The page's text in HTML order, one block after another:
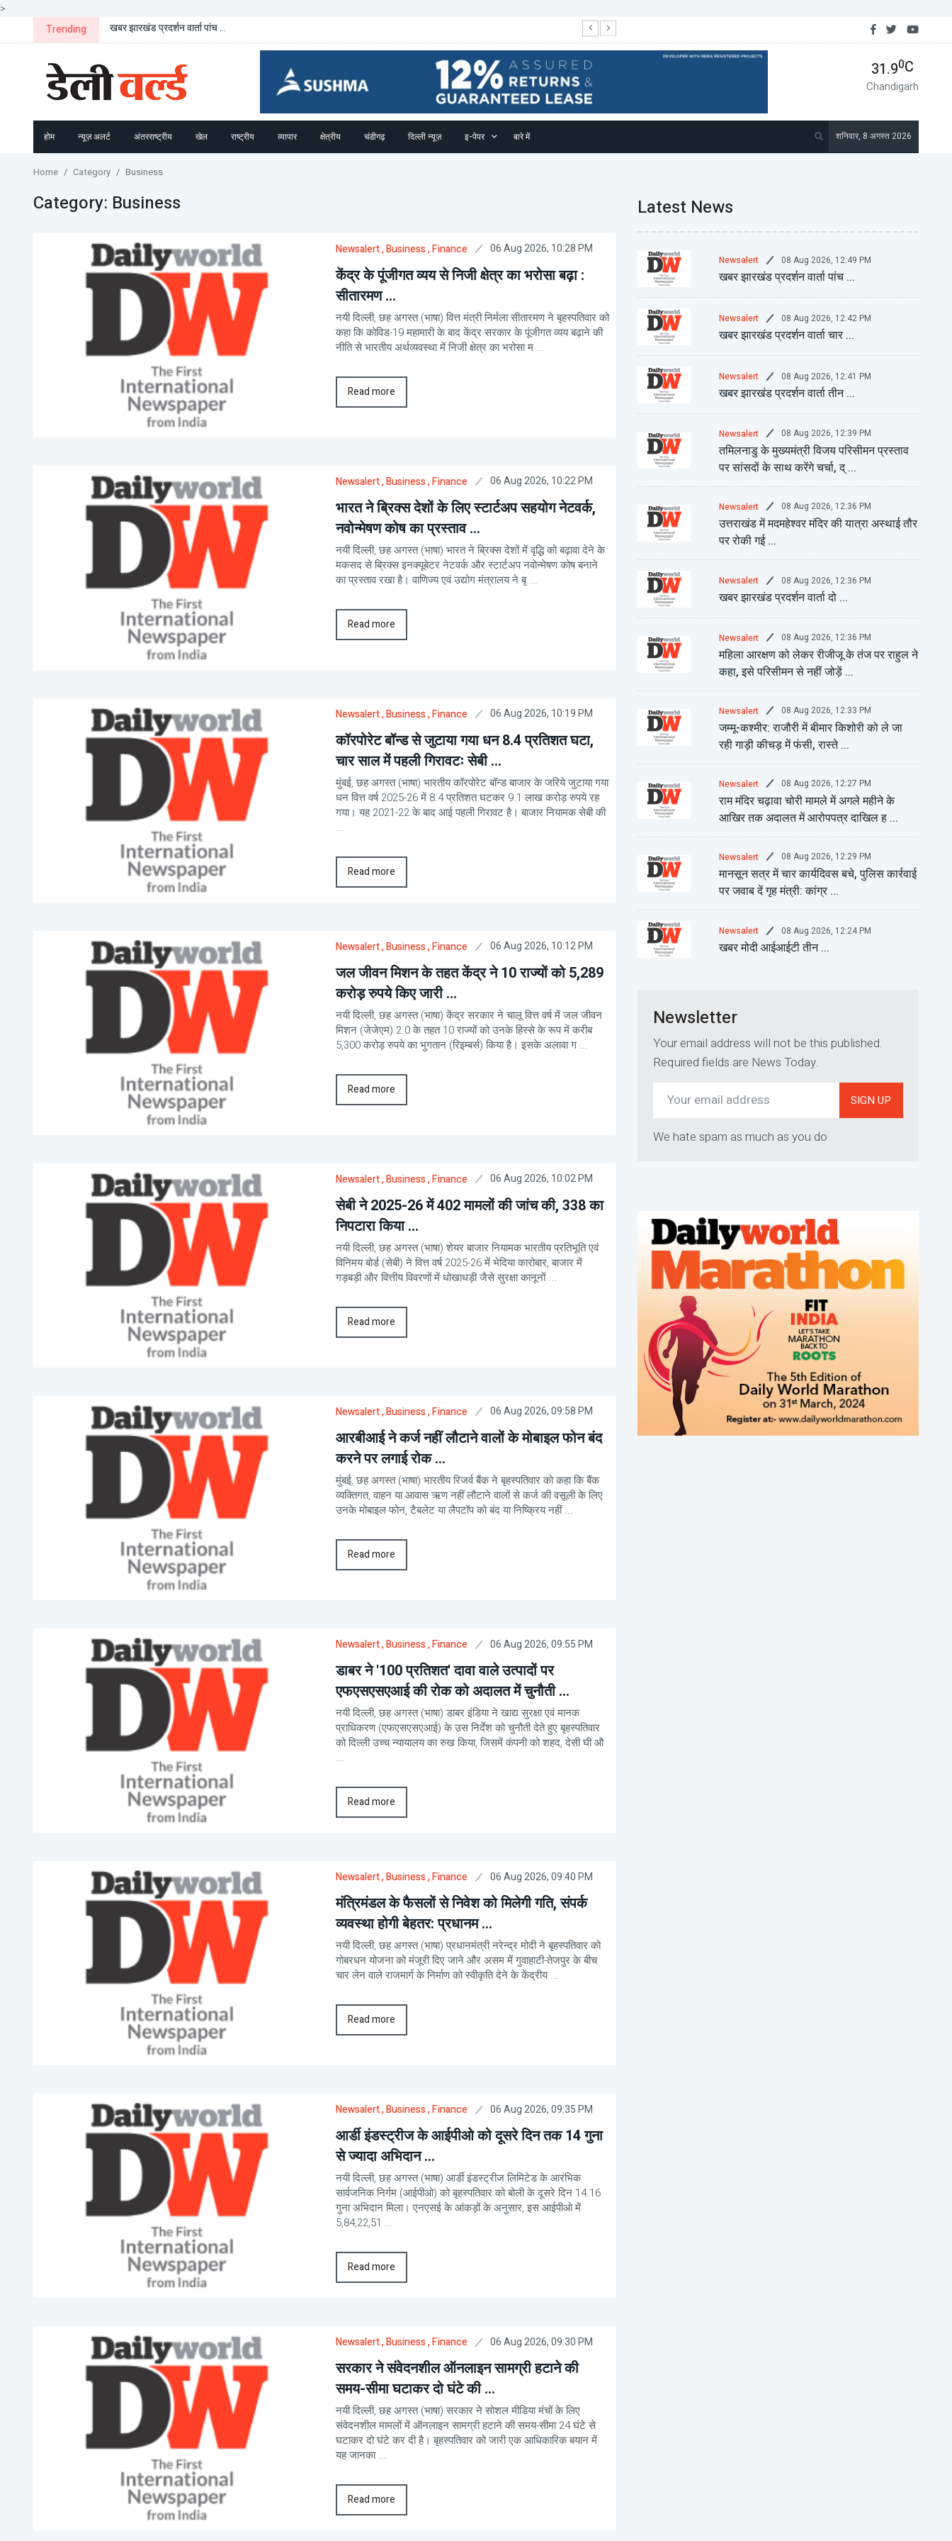
>
Trending खबर झारखंड प्रदर्शन वार्ता पांच ...
31.90C
Chandigarh
होम न्यूज़ अलर्ट अंतरराष्ट्रीय खेल राष्ट्रीय व्यापार क्षेत्रीय चंडीगढ़ दिल्ली न्यूज़ इ-पेपर बारे में शनिवार, 8 अगस्त 2026
Home Category Business
Category: Business
Newsalert, Business, Finance 06 Aug 2026, 10:28 PM
केंद्र के पूंजीगत व्यय से निजी क्षेत्र का भरोसा बढ़ा :
सीतारमण ...
नयी दिल्ली, छह अगस्त (भाषा) वित्त मंत्री निर्मला सीतारमण ने बृहस्पतिवार को
कहा कि कोविड-19 महामारी के बाद केंद्र सरकार के पूंजीगत व्यय बढ़ाने की
नीति से भारतीय अर्थव्यवस्था में निजी क्षेत्र का भरोसा म ...
Read more
Newsalert, Business, Finance 06 Aug 2026, 10:22 PM
भारत ने ब्रिक्स देशों के लिए स्टार्टअप सहयोग नेटवर्क,
नवोन्मेषण कोष का प्रस्ताव ...
नयी दिल्ली, छह अगस्त (भाषा) भारत ने ब्रिक्स देशों में वृद्धि को बढ़ावा देने के
मकसद से ब्रिक्स इनक्यूबेटर नेटवर्क और स्टार्टअप नवोन्मेषण कोष बनाने
का प्रस्ताव रखा है। वाणिज्य एवं उद्योग मंत्रालय ने बृ ...
Read more
Newsalert, Business, Finance 06 Aug 2026, 10:19 PM
कॉरपोरेट बॉन्ड से जुटाया गया धन 8.4 प्रतिशत घटा,
चार साल में पहली गिरावटः सेबी ...
मुंबई, छह अगस्त (भाषा) भारतीय कॉरपोरेट बॉन्ड बाजार के जरिये जुटाया गया
धन वित्त वर्ष 2025-26 में 8.4 प्रतिशत घटकर 9.1 लाख करोड़ रुपये रह
गया। यह 2021-22 के बाद आई पहली गिरावट है। बाजार नियामक सेबी की
...
Read more
Newsalert, Business, Finance 06 Aug 2026, 10:12 PM
जल जीवन मिशन के तहत केंद्र ने 10 राज्यों को 5,289
करोड़ रुपये किए जारी ...
नयी दिल्ली, छह अगस्त (भाषा) केंद्र सरकार ने चालू वित्त वर्ष में जल जीवन
मिशन (जेजेएम) 2.0 के तहत 10 राज्यों को उनके हिस्से के रूप में करीब
5,300 करोड़ रुपये का भुगतान (रिइम्बर्स) किया है। इसके अलावा ग ...
Read more
Newsalert, Business, Finance 06 Aug 2026, 10:02 PM
सेबी ने 2025-26 में 402 मामलों की जांच की, 338 का
निपटारा किया ...
नयी दिल्ली, छह अगस्त (भाषा) शेयर बाजार नियामक भारतीय प्रतिभूति एवं
विनिमय बोर्ड (सेबी) ने वित्त वर्ष 2025-26 में भेदिया कारोबार, बाजार में
गड़बड़ी और वित्तीय विवरणों में धोखाधड़ी जैसे सुरक्षा कानूनों ...
Read more
Newsalert, Business, Finance 06 Aug 2026, 09:58 PM
आरबीआई ने कर्ज नहीं लौटाने वालों के मोबाइल फोन बंद
करने पर लगाई रोक ...
मुंबई, छह अगस्त (भाषा) भारतीय रिजर्व बैंक ने बृहस्पतिवार को कहा कि बैंक
व्यक्तिगत, वाहन या आवास ऋण नहीं लौटाने वालों से कर्ज की वसूली के लिए
उनके मोबाइल फोन, टैबलेट या लैपटॉप को बंद या निष्क्रिय नहीं ...
Read more
Newsalert, Business, Finance 06 Aug 2026, 09:55 PM
डाबर ने '100 प्रतिशत' दावा वाले उत्पादों पर
एफएसएसएआई की रोक को अदालत में चुनौती ...
नयी दिल्ली, छह अगस्त (भाषा) डाबर इंडिया ने खाद्य सुरक्षा एवं मानक
प्राधिकरण (एफएसएसएआई) के उस निर्देश को चुनौती देते हुए बृहस्पतिवार
को दिल्ली उच्च न्यायालय का रुख किया, जिसमें कंपनी को शहद, देसी घी औ
...
Read more
Newsalert, Business, Finance 06 Aug 2026, 09:40 PM
मंत्रिमंडल के फैसलों से निवेश को मिलेगी गति, संपर्क
व्यवस्था होगी बेहतर: प्रधानम ...
नयी दिल्ली, छह अगस्त (भाषा) प्रधानमंत्री नरेन्द्र मोदी ने बृहस्पतिवार को
गोबरधन योजना को मंजूरी दिए जाने और असम में गुवाहाटी-तेजपुर के बीच
चार लेन वाले राजमार्ग के निर्माण को स्वीकृति देने के केंद्रीय ...
Read more
Newsalert, Business, Finance 06 Aug 2026, 09:35 PM
आर्डी इंडस्ट्रीज के आईपीओ को दूसरे दिन तक 14 गुना
से ज्यादा अभिदान ...
नयी दिल्ली, छह अगस्त (भाषा) आर्डी इंडस्ट्रीज लिमिटेड के आरंभिक
सार्वजनिक निर्गम (आईपीओ) को बृहस्पतिवार को बोली के दूसरे दिन 14.16
गुना अभिदान मिला। एनएसई के आंकड़ों के अनुसार, इस आईपीओ में
5,84,22,51 ...
Read more
Newsalert, Business, Finance 06 Aug 2026, 09:30 PM
सरकार ने संवेदनशील ऑनलाइन सामग्री हटाने की
समय-सीमा घटाकर दो घंटे की ...
नयी दिल्ली, छह अगस्त (भाषा) सरकार ने सोशल मीडिया मंचों के लिए
संवेदनशील मामलों में ऑनलाइन सामग्री हटाने की समय-सीमा 24 घंटे से
घटाकर दो घंटे कर दी है। बृहस्पतिवार को जारी एक आधिकारिक बयान में
यह जानका ...
Read more
Latest News
Newsalert 08 Aug 2026, 12:49 PM
खबर झारखंड प्रदर्शन वार्ता पांच ...
Newsalert 08 Aug 2026, 12:42 PM
खबर झारखंड प्रदर्शन वार्ता चार ...
Newsalert 08 Aug 2026, 12:41 PM
खबर झारखंड प्रदर्शन वार्ता तीन ...
Newsalert 08 Aug 2026, 12:39 PM
तमिलनाडु के मुख्यमंत्री विजय परिसीमन प्रस्ताव
पर सांसदों के साथ करेंगे चर्चा, द् ...
Newsalert 08 Aug 2026, 12:36 PM
उत्तराखंड में मदमहेश्वर मंदिर की यात्रा अस्थाई तौर
पर रोकी गई ...
Newsalert 08 Aug 2026, 12:36 PM
खबर झारखंड प्रदर्शन वार्ता दो ...
Newsalert 08 Aug 2026, 12:36 PM
महिला आरक्षण को लेकर रीजीजू के तंज पर राहुल ने
कहा, इसे परिसीमन से नहीं जोड़ें ...
Newsalert 08 Aug 2026, 12:33 PM
जम्मू-कश्मीर: राजौरी में बीमार किशोरी को ले जा
रही गाड़ी कीचड़ में फंसी, रास्ते ...
Newsalert 08 Aug 2026, 12:27 PM
राम मंदिर चढ़ावा चोरी मामले में अगले महीने के
आखिर तक अदालत में आरोपपत्र दाखिल ह ...
Newsalert 08 Aug 2026, 12:29 PM
मानसून सत्र में चार कार्यदिवस बचे, पुलिस कार्रवाई
पर जवाब दें गृह मंत्री: कांग्र ...
Newsalert 08 Aug 2026, 12:24 PM
खबर मोदी आईआईटी तीन ...
Newsletter
Your email address will not be this published.
Required fields are News Today.
SIGN UP
We hate spam as much as you do